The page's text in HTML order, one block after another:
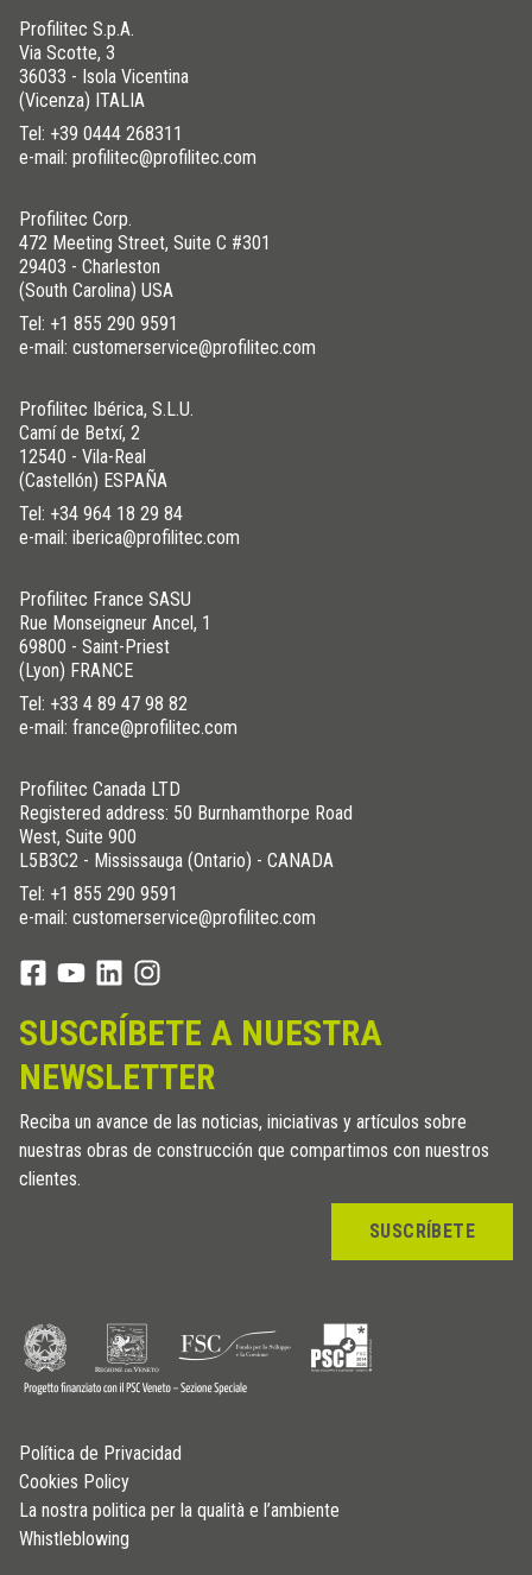
Profilitec S.p.A.
Via Scotte, 3
36033 - Isola Vicentina
(Vicenza) ITALIA
Tel: +39 0444 268311
e-mail: profilitec@profilitec.com
Profilitec Corp.
472 Meeting Street, Suite C #301
29403 - Charleston
(South Carolina) USA
Tel: +1 855 290 9591
e-mail: customerservice@profilitec.com
Profilitec Ibérica, S.L.U.
Camí de Betxí, 2
12540 - Vila-Real
(Castellón) ESPAÑA
Tel: +34 964 18 29 84
e-mail: iberica@profilitec.com
Profilitec France SASU
Rue Monseigneur Ancel, 1
69800 - Saint-Priest
(Lyon) FRANCE
Tel: +33 4 89 47 98 82
e-mail: france@profilitec.com
Profilitec Canada LTD
Registered address: 50 Burnhamthorpe Road
West, Suite 900
L5B3C2 - Mississauga (Ontario) - CANADA
Tel: +1 855 290 9591
e-mail: customerservice@profilitec.com
SUSCRÍBETE A NUESTRA
NEWSLETTER
Reciba un avance de las noticias, iniciativas y artículos sobre
nuestras obras de construcción que compartimos con nuestros
clientes.
SUSCRÍBETE
Política de Privacidad
Cookies Policy
La nostra politica per la qualità e l’ambiente
Whistleblowing